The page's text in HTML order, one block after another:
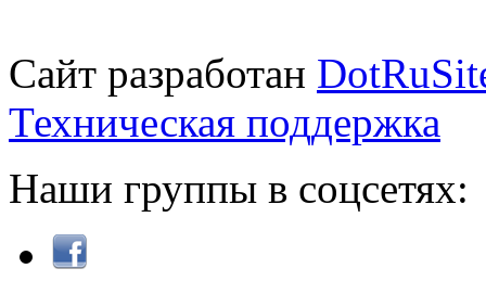
Сайт разработан
Техническая поддержка
Наши группы в соцсетях: